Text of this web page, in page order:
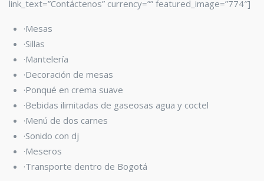
link_text=”Contáctenos” currency=”” featured_image=”774″]
·Mesas
·Sillas
·Mantelería
·Decoración de mesas
·Ponqué en crema suave
·Bebidas ilimitadas de gaseosas agua y coctel
·Menú de dos carnes
·Sonido con dj
·Meseros
·Transporte dentro de Bogotá